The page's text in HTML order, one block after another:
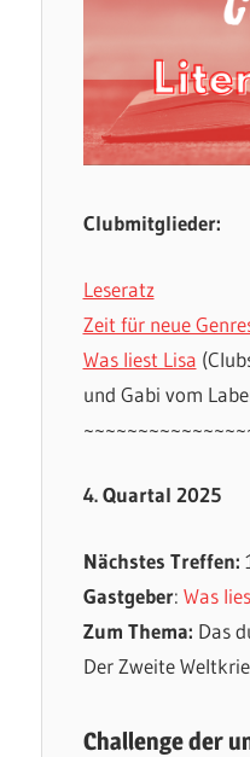
Clubmitglieder:
Leseratz
Zeit für neue
Was liest Lisa
und Gabi vom
4. Quartal 2025
Nächstes Treffen:
Gastgeber: Was
Zum Thema: Das
Der Zweite
Challenge der